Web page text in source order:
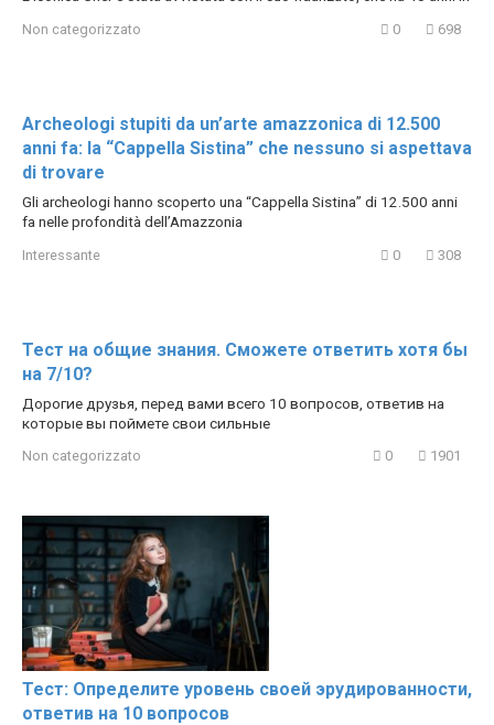
Non categorizzato 0 698
Archeologi stupiti da un’arte amazzonica di 12.500
anni fa: la “Cappella Sistina” che nessuno si aspettava
di trovare
Gli archeologi hanno scoperto una “Cappella Sistina” di 12.500 anni
fa nelle profondità dell’Amazzonia
Interessante 0 308
Тест на общие знания. Сможете ответить хотя бы
на 7/10?
Дорогие друзья, перед вами всего 10 вопросов, ответив на
которые вы поймете свои сильные
Non categorizzato 0 1901
Тест: Определите уровень своей эрудированности,
ответив на 10 вопросов